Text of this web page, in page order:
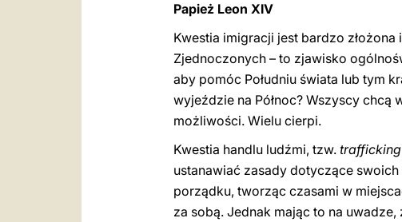
Papież Leon XIV
Kwestia imigracji jest bardzo
Zjednoczonych – to zjawisko
aby pomóc Południu świata lub tym
wyjeździe na Północ? Wszyscy chcą
możliwości. Wielu cierpi.
Kwestia handlu ludźmi, tzw. trafficking
ustanawiać zasady dotyczące
porządku, tworząc czasami w
za sobą. Jednak mając to na